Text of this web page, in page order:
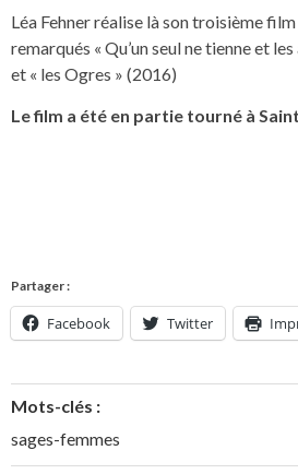
Léa Fehner réalise là son troisième
remarqués « Qu’un seul ne tienne et
et « les Ogres » (2016)
Le film a été en partie tourné à
Partager :
Facebook Twitter
Mots-clés :
sages-femmes